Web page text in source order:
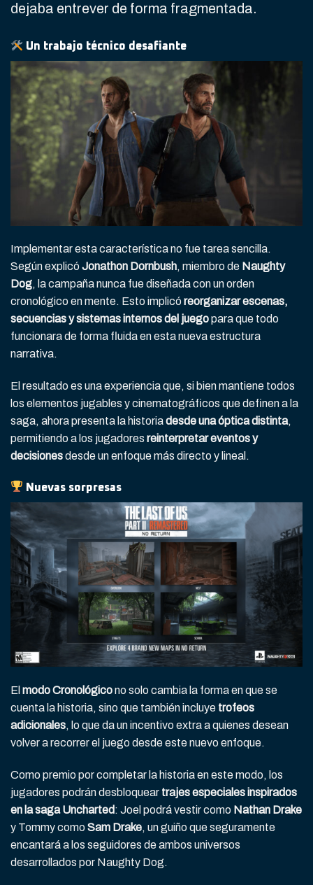
dejaba entrever de forma fragmentada.
Un trabajo técnico desafiante
Implementar esta característica no fue tarea sencilla.
Según explicóJonathon Dornbush, miembro de Naughty
Dog, la campaña nunca fue diseñada con un orden
cronológico en mente. Esto implicóreorganizar escenas,
secuencias y sistemas internos del juegopara que todo
funcionara de forma fluida en esta nueva estructura
narrativa.
El resultado es una experiencia que, si bien mantiene todos
los elementos jugables y cinematográficos que definen a la
saga, ahora presenta la historiadesde una óptica distinta,
permitiendo a los jugadores reinterpretar eventos y
decisionesdesde un enfoque más directo y lineal.
Nuevas sorpresas
El modo Cronológicono solo cambia la forma en que se
cuenta la historia, sino que también incluye trofeos
adicionales, lo que da un incentivo extra a quienes desean
volver a recorrer el juego desde este nuevo enfoque.
Como premio por completar la historia en este modo, los
jugadores podrán desbloquear trajes especiales inspirados
en la saga Uncharted: Joel podrá vestir como Nathan Drake
y Tommy comoSam Drake, un guiño que seguramente
encantará a los seguidores de ambos universos
desarrollados por Naughty Dog.